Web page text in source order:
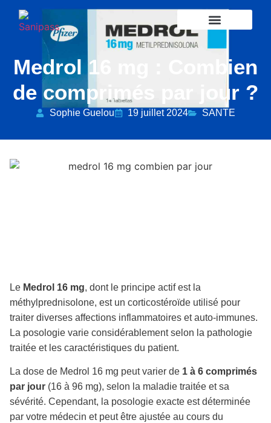
Medrol 16 mg : Combien
de comprimés par jour ?
Sophie Guelou 19 juillet 2024 SANTE
Le Medrol 16 mg, dont le principe actif est la
méthylprednisolone, est un corticostéroïde utilisé pour
traiter diverses affections inflammatoires et auto-immunes.
La posologie varie considérablement selon la pathologie
traitée et les caractéristiques du patient.
La dose de Medrol 16 mg peut varier de 1 à 6 comprimés
par jour (16 à 96 mg), selon la maladie traitée et sa
sévérité. Cependant, la posologie exacte est déterminée
par votre médecin et peut être ajustée au cours du